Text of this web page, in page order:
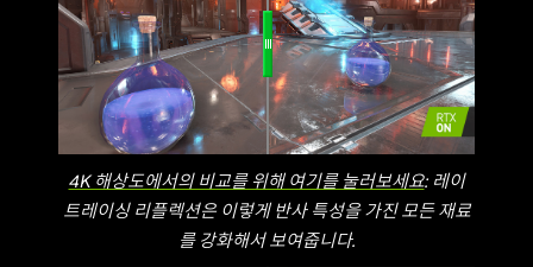
4K 해상도에서의 비교를 위해 여기를 눌러보세요: 레이
트레이싱 리플렉션은 이렇게 반사 특성을 가진 모든 재료
를 강화해서 보여줍니다.